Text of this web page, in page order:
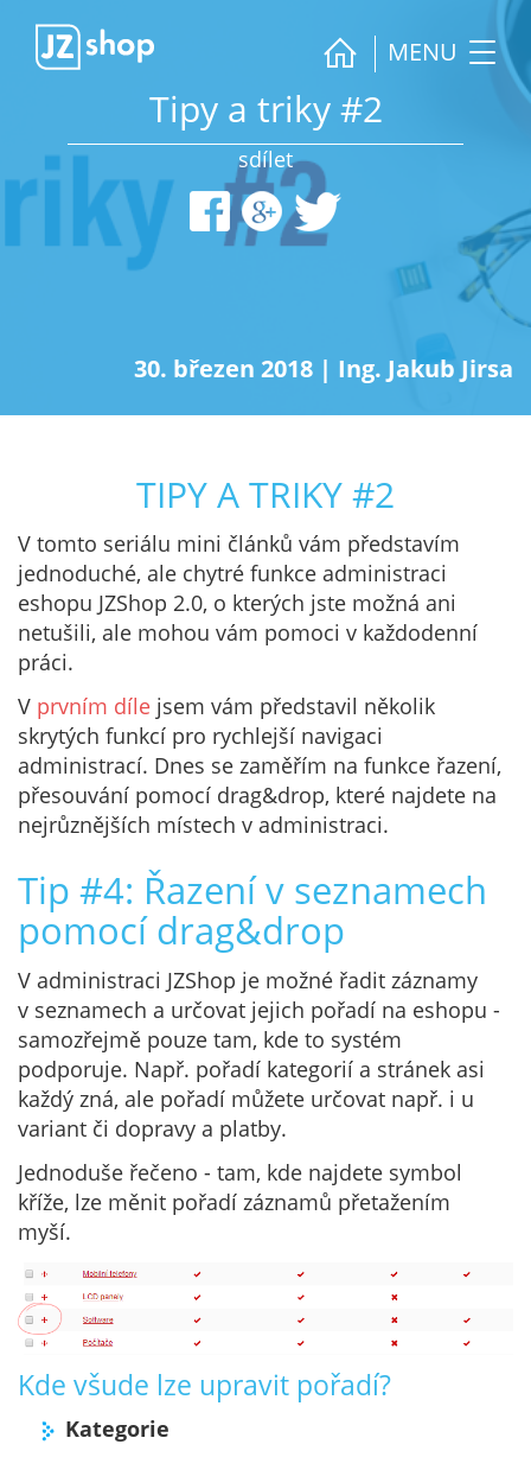
MENU
Tipy a triky #2
sdílet
30. březen 2018 | Ing. Jakub Jirsa
TIPY A TRIKY #2
V tomto seriálu mini článků vám představím
jednoduché, ale chytré funkce administraci
eshopu JZShop 2.0, o kterých jste možná ani
netušili, ale mohou vám pomoci v každodenní
práci.
V prvním díle jsem vám představil několik
skrytých funkcí pro rychlejší navigaci
administrací. Dnes se zaměřím na funkce řazení,
přesouvání pomocí drag&drop, které najdete na
nejrůznějších místech v administraci.
Tip #4: Řazení v seznamech
pomocí drag&drop
V administraci JZShop je možné řadit záznamy
v seznamech a určovat jejich pořadí na eshopu -
samozřejmě pouze tam, kde to systém
podporuje. Např. pořadí kategorií a stránek asi
každý zná, ale pořadí můžete určovat např. i u
variant či dopravy a platby.
Jednoduše řečeno - tam, kde najdete symbol
kříže, lze měnit pořadí záznamů přetažením
myší.
Kde všude lze upravit pořadí?
Kategorie